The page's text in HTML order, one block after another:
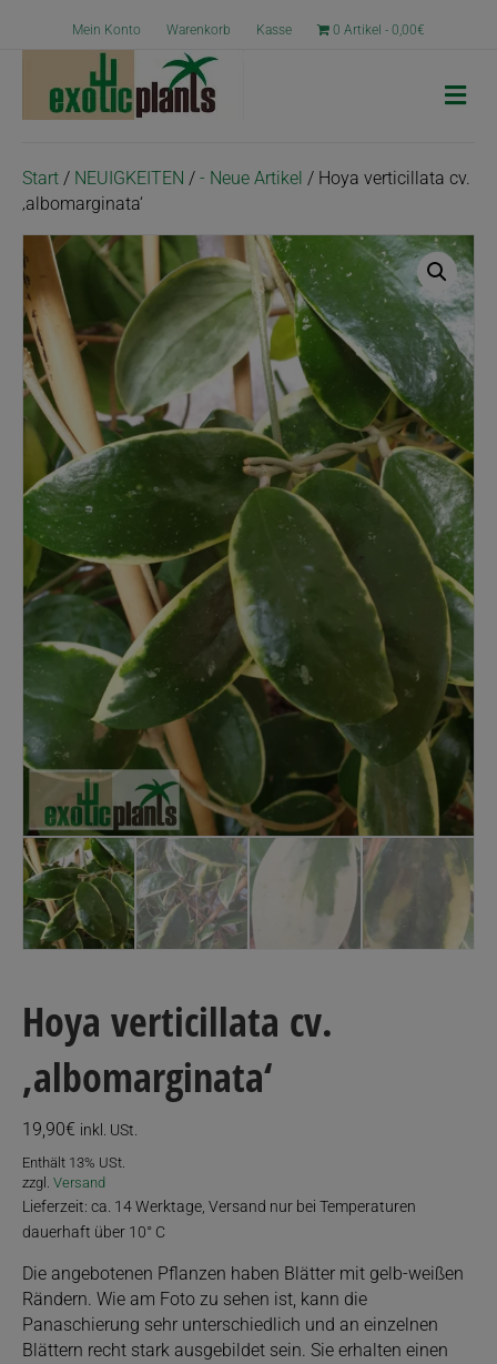
Mein Konto Warenkorb Kasse 0 Artikel 0,00€
Start / NEUIGKEITEN / - Neue Artikel / Hoya verticillata cv.
‚albomarginata‘
Hoya verticillata cv.
‚albomarginata‘
19,90€ inkl. USt.
Enthält 13% USt.
zzgl. Versand
Lieferzeit: ca. 14 Werktage, Versand nur bei Temperaturen
dauerhaft über 10° C
Die angebotenen Pflanzen haben Blätter mit gelb-weißen
Rändern. Wie am Foto zu sehen ist, kann die
Panaschierung sehr unterschiedlich und an einzelnen
Blättern recht stark ausgebildet sein. Sie erhalten einen